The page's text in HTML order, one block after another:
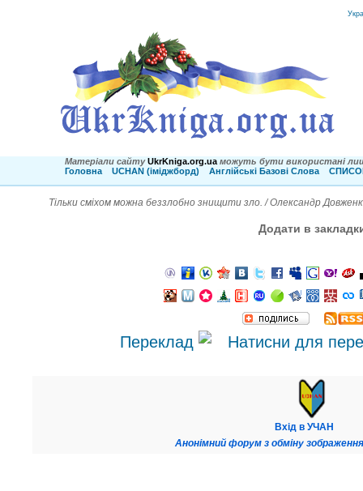
Матеріали сайту UkrKniga.org.ua можуть бути використані
Головна
UCHAN (іміджборд) Англійські Базові Слова
Тільки сміхом можна беззлобно знищити зло. / Олександр
Додати в
Переклад
Вхід в УЧАН
Анонімний форум з обміну